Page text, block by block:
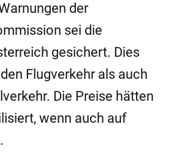
der
sei die
gesichert. Dies
Flugverkehr als auch
Die Preise hätten
wenn auch auf